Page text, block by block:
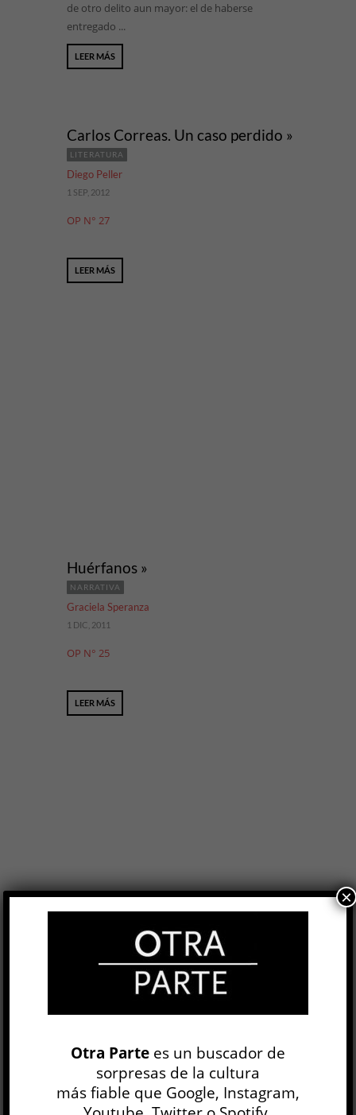
de otro delito aun mayor: el de haberse
entregado ...
LEER MÁS
Carlos Correas. Un caso perdido »
LITERATURA
Diego Peller
1 SEP, 2012
OP N° 27
LEER MÁS
Huérfanos »
NARRATIVA
Graciela Speranza
1 DIC, 2011
OP N° 25
LEER MÁS
Ricardo Piglia. La narración como
inminencia del cierre »
Marcelo Cohen
1 JUN, 2010
OP N° 21
Otra Partees un buscador de
sorpresas de la cultura
más fiable que Google, Instagram,
×